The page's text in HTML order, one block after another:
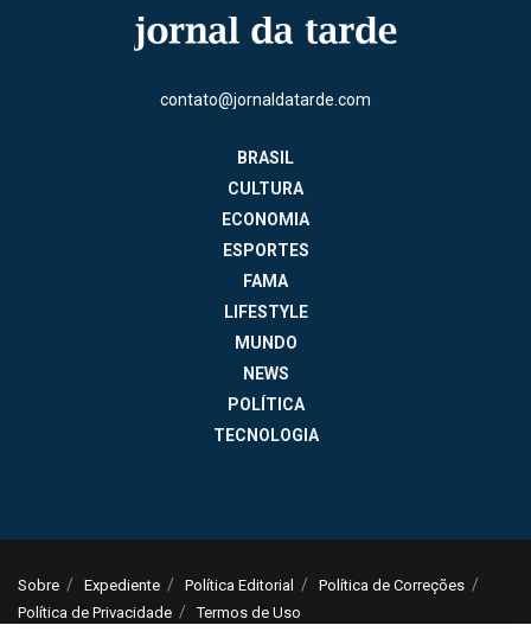
contato@jornaldatarde.com
BRASIL
CULTURA
ECONOMIA
ESPORTES
FAMA
LIFESTYLE
MUNDO
NEWS
POLÍTICA
TECNOLOGIA
Sobre Expediente Política Editorial
Política de Correções
Política de Privacidade
Termos de Uso